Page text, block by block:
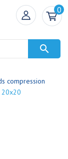
0

compression
20x20